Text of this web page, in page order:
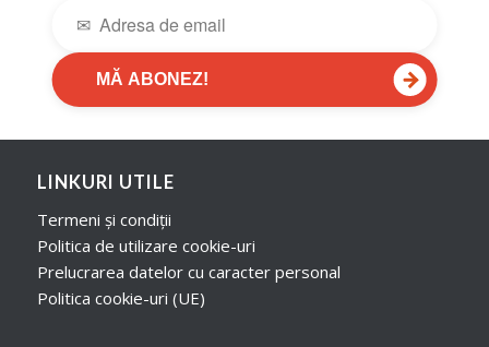
MĂ ABONEZ! →
LINKURI UTILE
Termeni și condiții
Politica de utilizare cookie-uri
Prelucrarea datelor cu caracter personal
Politica cookie-uri (UE)